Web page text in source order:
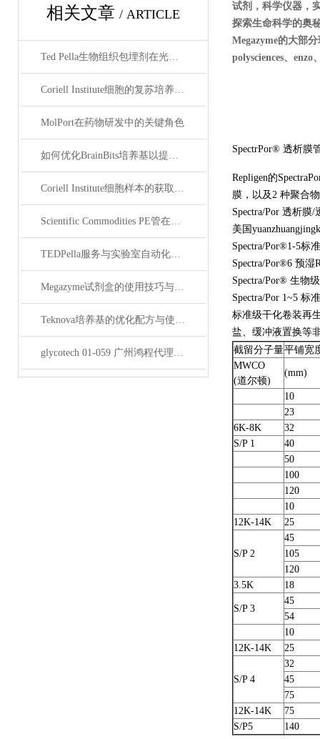
相关文章 / ARTICLE
Ted Pella生物组织包埋剂在光镜与电镜联用技术中的应用
Coriell Institute细胞的复苏培养与质量控制规范
MolPort在药物研发中的关键角色
如何优化BrainBits培养基以提高实验效果？
Coriell Institute细胞样本的获取与应用指南
Scientific Commodities PE管在环保实验中的作用
TEDPella服务与实验室自动化设备的整合
Megazyme试剂盒的使用技巧与实验优化方法
Teknova培养基的优化配方与使用技巧
glycotech 01-059 广州鸿程代理：开启糖生物学研究新征程
试剂，科学仪器，
探索生命科学的奥
Megazyme的大部
polysciences、enzo
SpectrPor® 透析膜
Repligen的
膜，以及2 种聚合
Spectra/Por 透析膜/
美国
Spectra/Por®1-5标
Spectra/Por®6 预湿
Spectra/Por® 生物
Spectra/Por 1~5 标
标准级干化卷装再
盐、缓冲液置换等
截留分子量平铺宽
MWCO
(道尔顿)
(mm)
10
23
6K-8K
32
S/P 1
40
50
100
120
10
12K-14K
25
S/P 2
45
105
120
3.5K
18
S/P 3
45
54
10
12K-14K
25
S/P 4
32
45
75
12K-14K
75
S/P5
140